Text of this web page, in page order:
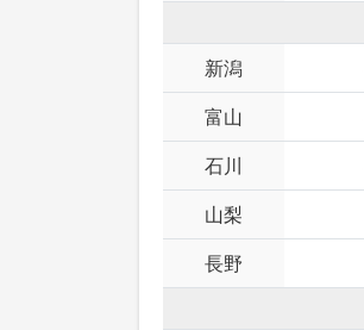
新潟
富山
石川
山梨
長野